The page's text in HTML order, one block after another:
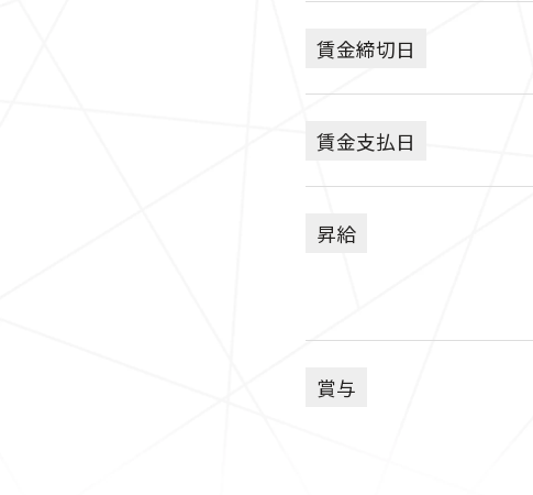
賃金締切日
賃金支払日
昇給
賞与